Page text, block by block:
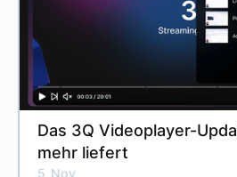
Das 3Q Videoplayer-
mehr liefert
5 Nov